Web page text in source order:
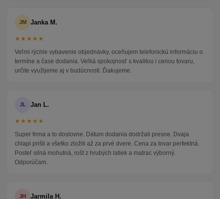
JM Janka M.
★★★★★
Veľmi rýchle vybavenie objednávky, oceňujem telefonickú informáciu o
termíne a čase dodania. Veľká spokojnosť s kvalitou i cenou tovaru,
určite využijeme aj v budúcnosti. Ďakujeme.
JL Jan L.
★★★★★
Super firma a to doslovne. Dátum dodania dodržali presne. Dvaja
chlapi prišli a všetko zložili až za prvé dvere. Cena za tovar perfektná.
Posteľ silná mohutná, rošt z hrubých latiek a matrac výborný.
Odporúčam.
JH Jarmila H.